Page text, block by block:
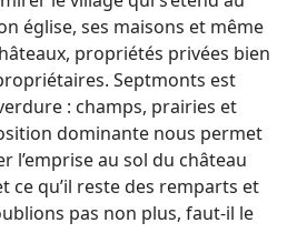
église, ses maisons et même
propriétés privées bien
Septmonts est
: champs, prairies et
dominante nous permet
l’emprise au sol du château
ce qu’il reste des remparts et
pas non plus, faut-il le